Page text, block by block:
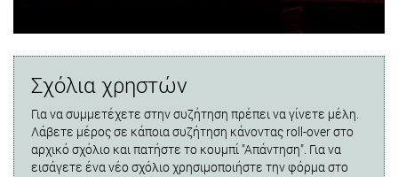
Σχόλια χρηστών
Για να συμμετέχετε στην συζήτηση πρέπει να γίνετε μέλη.
Λάβετε μέρος σε κάποια συζήτηση κάνοντας roll-over στο
αρχικό σχόλιο και πατήστε το κουμπί "Απάντηση". Για να
εισάγετε ένα νέο σχόλιο χρησιμοποιήστε την φόρμα στο